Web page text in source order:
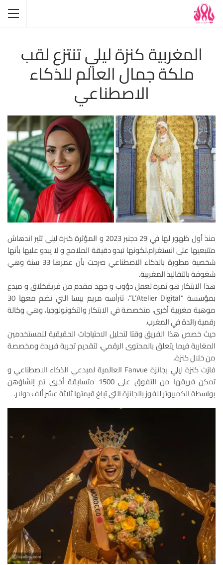
المغربية كنزة ليلي تنتزع لقب
ملكة جمال العالم للذكاء
الاصطناعي
منذ أول ظهور لها في 29 دجنبر 2023 و المؤثرة كنزة ليلي تثير اندهاش
متتبعيها على انستغرام،لكونها تبدو دقيقة الملامح و لا يبدو عليها بأنها
شخصية مطورة بالذكاء الاصطناعي صرحت بأن عمرها 33 سنة وهي
شغوفة بالتقاليذ المغربية.
هذا الابتكار هو ثمرة لعمل دؤوب و جهد مقدم من فريقخلاق و مبدع
بمؤسسة “L’Atelier Digital”، تترأسه مريم بيسا التي تضم معها 30
موهبة مغربية أخرى، متخصصة في الابتكار والتكونولوجيا، وهي وكالة
رقمية رائدة في المغرب.
حيث خصص هذا الفريق وقتا لتحليل الاحتياجات الحقيقية للمستخدمين
المغاربة فيما يتعلق بالمحتوى الرقمي، لتقديم تجربة فريدة ومخصصة
من خلال كنزة.
فازت كنزة ليلي بجائزة Fanvue العالمية لمبدعي الذكاء الاصطناعي و
تمكن فريقها من التفوق على 1500 متسابقة أخرى تم إنشاؤهن
بواسطة الكمبيوتر للفوز بالجائزة التي تبلغ قيمتها ثلاثة عشر ألف دولار.